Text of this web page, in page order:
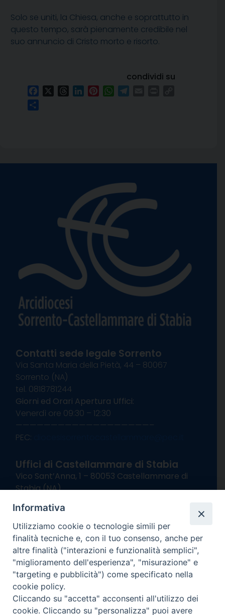
Solo se uniti, la Chiesa, anche e soprattutto in
questo tempo, sarà pienamente credibile nel
suo annuncio di Cristo morto e risorto.
condividi su
FacebookThreadsLinkedInPinterestWhatsApp
Contatti sede legale Sorrento
Via Santa Maria della Pietà, 44 – 80067
Sorrento (NA)
tel. 0818781244
Giorni ed Orari Apertura Uffici:
Venerdì ore 09:30 – 12:30
———————————————————–
PEC:
Uffici di Castellammare di Stabia
Vico Sant’Anna, 1 – 80053 Castellammare di
Stabia (NA)
Giorni ed Orari Apertura Uffici:
Lunedì e Mercoledì ore 09:00 – 13:00
Uffici Matrimoni:
Lunedì e Mercoledì ore 09:30 – 12:30
seguici su
Channel
Informativa
Utilizziamo cookie o tecnologie simili per
finalità tecniche e, con il tuo consenso, anche per
altre finalità ("interazioni e funzionalità semplici",
"miglioramento dell'esperienza", "misurazione" e
"targeting e pubblicità") come specificato nella
cookie policy.
Cliccando su "accetta" acconsenti all'utilizzo dei
cookie. Cliccando su "personalizza" puoi avere